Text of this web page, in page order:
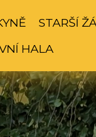
STARŠÍ
HALA